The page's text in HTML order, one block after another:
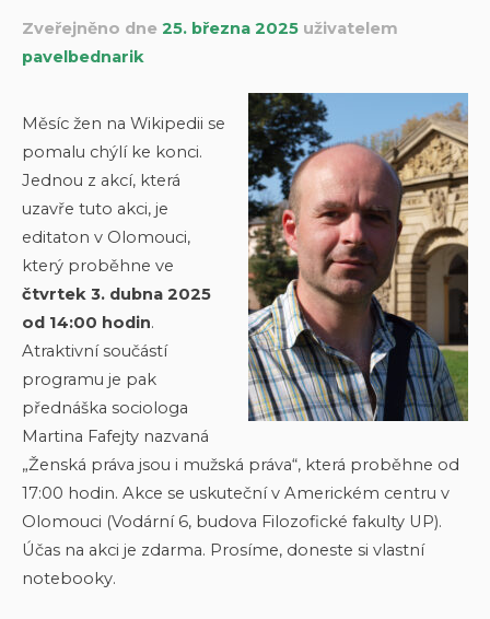
Zveřejněno dne 25. března 2025 uživatelem
pavelbednarik
Měsíc žen na Wikipedii se
pomalu chýlí ke konci.
Jednou z akcí, která
uzavře tuto akci, je
editaton v Olomouci,
který proběhne ve
čtvrtek 3. dubna 2025
od 14:00 hodin.
Atraktivní součástí
programu je pak
přednáška sociologa
Martina Fafejty nazvaná
„Ženská práva jsou i mužská práva“, která proběhne od
17:00 hodin. Akce se uskuteční v Americkém centru v
Olomouci (Vodární 6, budova Filozofické fakulty UP).
Účas na akci je zdarma. Prosíme, doneste si vlastní
notebooky.